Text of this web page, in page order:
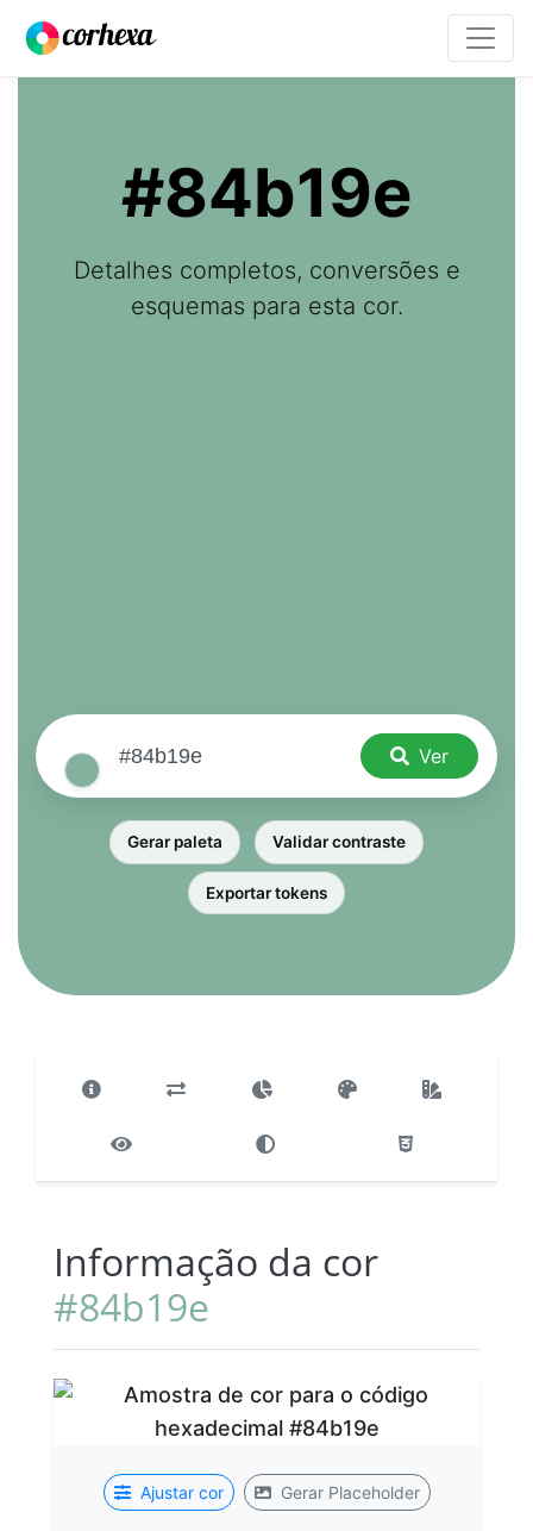
#84b19e
Detalhes completos, conversões e
esquemas para esta cor.
Ver
Gerar paleta Validar contraste
Exportar tokens
Informação da cor
#84b19e
Ajustar cor Gerar Placeholder